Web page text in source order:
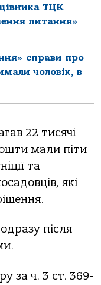
ТЦК
питання»
справи про
чоловік, в
22 тисячі
мали піти
та
які
після
за ч. 3 ст. 369-